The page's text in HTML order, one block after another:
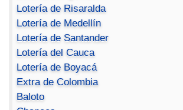
Lotería de Risaralda
Lotería de Medellín
Lotería de Santander
Lotería del Cauca
Lotería de Boyacá
Extra de Colombia
Baloto